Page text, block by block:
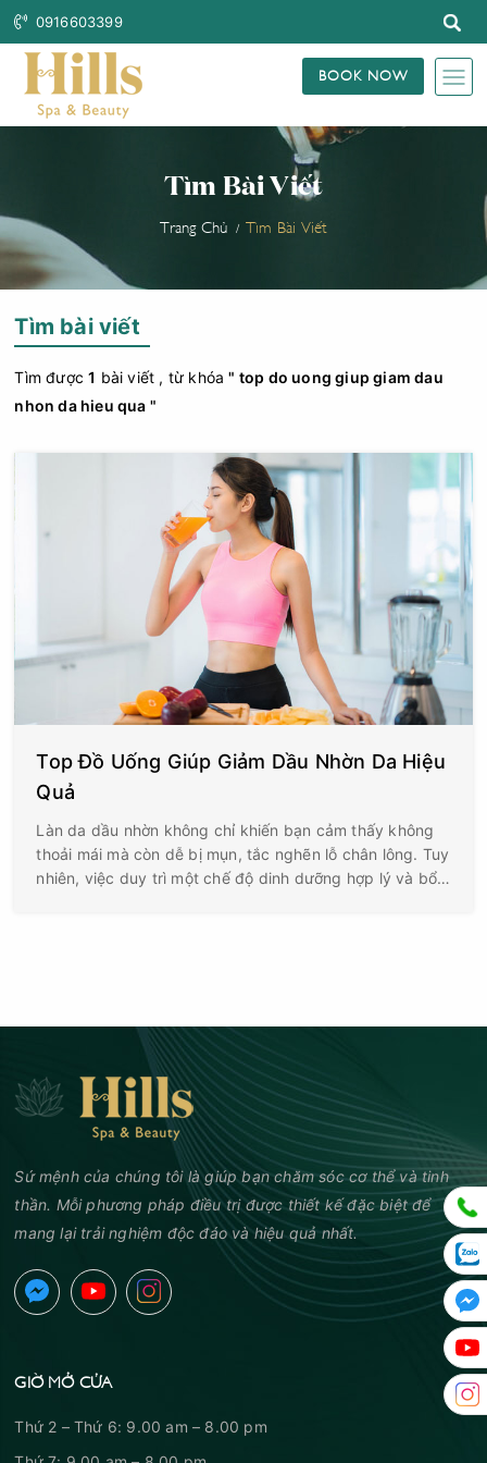
0916603399
BOOK NOW
Tìm Bài Viết
Trang Chủ Tìm Bài Viết
Tìm bài viết
Tìm được1 bài viết , từ khóa" top do uong giup giam dau
nhon da hieu qua "
Top Đồ Uống Giúp Giảm Dầu Nhờn Da Hiệu
Quả
Làn da dầu nhờn không chỉ khiến bạn cảm thấy không
thoải mái mà còn dễ bị mụn, tắc nghẽn lỗ chân lông. Tuy
nhiên, việc duy trì một chế độ dinh dưỡng hợp lý và bổ
Sứ mệnh của chúng tôi là giúp bạn chăm sóc cơ thể và tinh
thần. Mỗi phương pháp điều trị được thiết kế đặc biệt để
mang lại trải nghiệm độc đáo và hiệu quả nhất.
GIỜ MỞ CỬA
Thứ 2 – Thứ 6: 9.00 am – 8.00 pm